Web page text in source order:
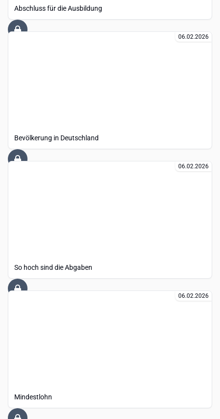
Abschluss für die Ausbildung
06.02.2026
Bevölkerung in Deutschland
06.02.2026
So hoch sind die Abgaben
06.02.2026
Mindestlohn